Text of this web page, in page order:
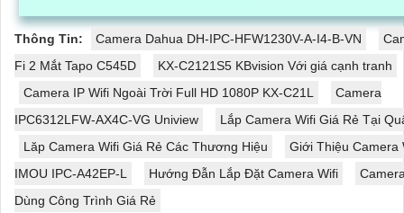
Thông Tin: Camera Dahua DH-IPC-HFW1230V-A-I4-B-VN
Fi 2 Mắt Tapo C545D
KX-C2121S5 KBvision Với giá cạnh tranh
Camera IP Wifi Ngoài Trời Full HD 1080P KX-C21L
Camera
IPC6312LFW-AX4C-VG Uniview
Lắp Camera Wifi Giá Rẻ Tại
Lăp Camera Wifi Giá Rẻ Các Thương Hiệu
Giới Thiệu Camera
IMOU IPC-A42EP-L
Hướng Đẫn Lắp Đặt Camera Wifi
Dùng Công Trình Giá Rẻ